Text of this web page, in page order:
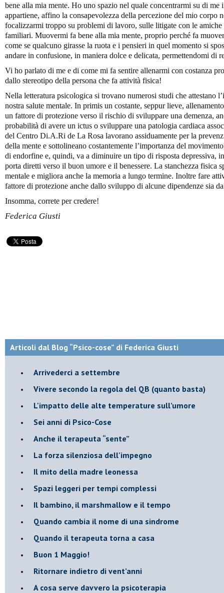
bene alla mia mente. Ho uno spazio nel quale concentrarmi su di me
appartiene, affino la consapevolezza della percezione del mio corpo
focalizzarmi troppo su problemi di lavoro, sulle litigate con le
familiari. Muovermi fa bene alla mia mente, proprio perché fa
come se qualcuno girasse la ruota e i pensieri in quel momento si
andare in confusione, in maniera dolce e delicata, permettendomi di
Vi ho parlato di me e di come mi fa sentire allenarmi con costanza
dallo stereotipo della persona che fa attività fisica!
Nella letteratura psicologica si trovano numerosi studi che attestano
nostra salute mentale. In primis un costante, seppur lieve,
un fattore di protezione verso il rischio di sviluppare una demenza,
probabilità di avere un ictus o sviluppare una patologia cardiaca
del Centro Di.A.Ri de La Rosa lavorano assiduamente per la
della mente e sottolineano costantemente l’importanza del
di endorfine e, quindi, va a diminuire un tipo di risposta depressiva,
porta diretti verso il buon umore e il benessere. La stanchezza fisica
mentale e migliora anche la memoria a lungo termine. Inoltre fare
fattore di protezione anche dallo sviluppo di alcune dipendenze sia
Insomma, correte per credere!
Federica Giusti
Articoli dal Blog “Psico-cose” di Federica Giusti
​Arrivederci a settembre
​Vivere secondo la regola del QB (quanto basta)
​L'impatto delle alte temperature sull’umore
Sei anni di Psico-Cose
​Anche il terapeuta “sente”
​La forza silenziosa dell'impegno
​Il mito della madre leonessa
Spazi leggeri per tempi complessi
Il bambino, il marshmallow e il tempo
​Quando cambia il nome di una sindrome
​Quando il terapeuta torna a casa
​Buon 1 Maggio!
Ritornare indietro di vent’anni
​A cosa serve davvero la psicoterapia